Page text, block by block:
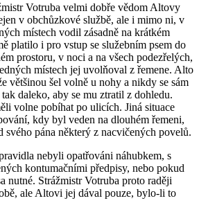
Votruba velmi dobře vědom Altovy
v obchůzkové službě, ale i mimo ni, v
místech vodil zásadně na krátkém
platilo i pro vstup se služebním psem do
prostoru, v noci a na všech podezřelých,
místech jej uvolňoval z řemene. Alto
většinou šel volně u nohy a nikdy se sám
daleko, aby se mu ztratil z dohledu.
volne pobíhat po ulicích. Jiná situace
kdy byl veden na dlouhém řemeni,
svého pána některý z nacvičených povelů.
nebyli opatřováni náhubkem, s
kontumačními předpisy, nebo pokud
nutné. Strážmistr Votruba proto raději
ale Altovi jej dával pouze, bylo-li to